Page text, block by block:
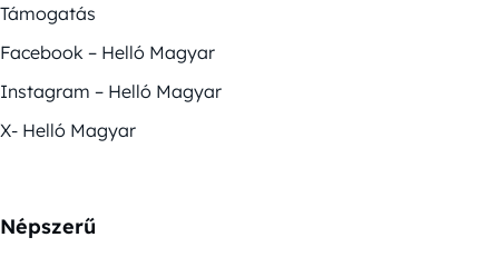
Támogatás
Facebook – Helló Magyar
Instagram – Helló Magyar
X- Helló Magyar
Népszerű